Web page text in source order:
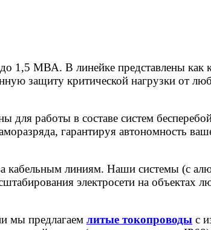
1,5 МВА. В линейке представлены как
защиту критической нагрузки от
для работы в составе систем
гарантируя автономность
кабельным линиям. Наши системы (с
электросети на объектах
мы предлагаем литые токопроводы с